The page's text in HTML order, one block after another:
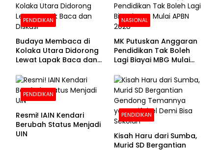
PENDIDIKAN
Budaya Membaca di
Kolaka Utara Didorong
Lewat Lapak Baca dan
NASIONAL
MK Putuskan Anggaran
Pendidikan Tak Boleh
Lagi Biayai MBG Mulai
PENDIDIKAN
Resmi! IAIN Kendari
Berubah Status Menjadi
UIN
PENDIDIKAN
Kisah Haru dari Sumba,
Murid SD Bergantian